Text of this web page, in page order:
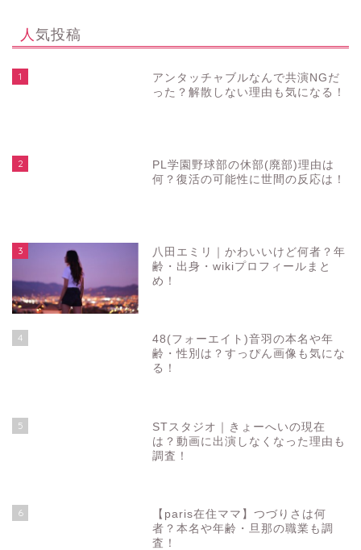
人気投稿
1
アンタッチャブルなんで共演NGだ
った？解散しない理由も気になる！
2
PL学園野球部の休部(廃部)理由は
何？復活の可能性に世間の反応は！
3
八田エミリ｜かわいいけど何者？年
齢・出身・wikiプロフィールまと
め！
4
48(フォーエイト)音羽の本名や年
齢・性別は？すっぴん画像も気にな
る！
5
STスタジオ｜きょーへいの現在
は？動画に出演しなくなった理由も
調査！
6
【paris在住ママ】つづりさは何
者？本名や年齢・旦那の職業も調
査！